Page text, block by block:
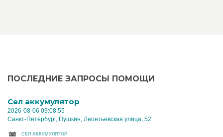
ПОСЛЕДНИЕ ЗАПРОСЫ ПОМОЩИ
Cел аккумулятор
2026-08-06 09:08:55
Санкт-Петербург, Пушкин, Леонтьевская улица, 52
CЕЛ АККУМУЛЯТОР